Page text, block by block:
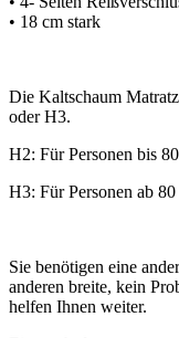
• 18 cm stark
Die Kaltschaum
oder H3.
H2: Für Personen bis
H3: Für Personen ab
Sie benötigen eine
anderen breite, kein
helfen Ihnen weiter.